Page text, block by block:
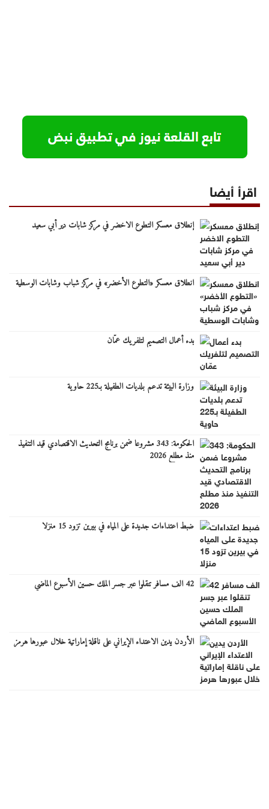
اقرأ أيضا
إنطلاق معسكر التطوع الاخضر في مركز شابات دير أبي سعيد
انطلاق معسكر «التطوع الأخضر» في مركز شباب وشابات الوسطية
بدء أعمال التصميم لتلفريك عمّان
وزارة البيئة تدعم بلديات الطفيلة بـ225 حاوية
الحكومة: 343 مشروعا ضمن برنامج التحديث الاقتصادي قيد التنفيذ
منذ مطلع 2026
ضبط اعتداءات جديدة على المياه في بيرين تزود 15 منزلا
42 الف مسافر تنقلوا عبر جسر الملك حسين الأسبوع الماضي
الأردن يدين الاعتداء الإيراني على ناقلة إماراتية خلال عبورها هرمز